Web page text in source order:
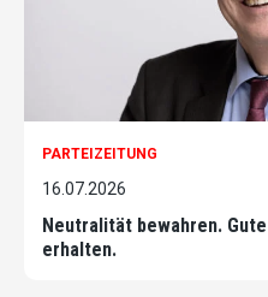
PARTEIZEITUNG
16.07.2026
Neutralität bewahren.
erhalten.